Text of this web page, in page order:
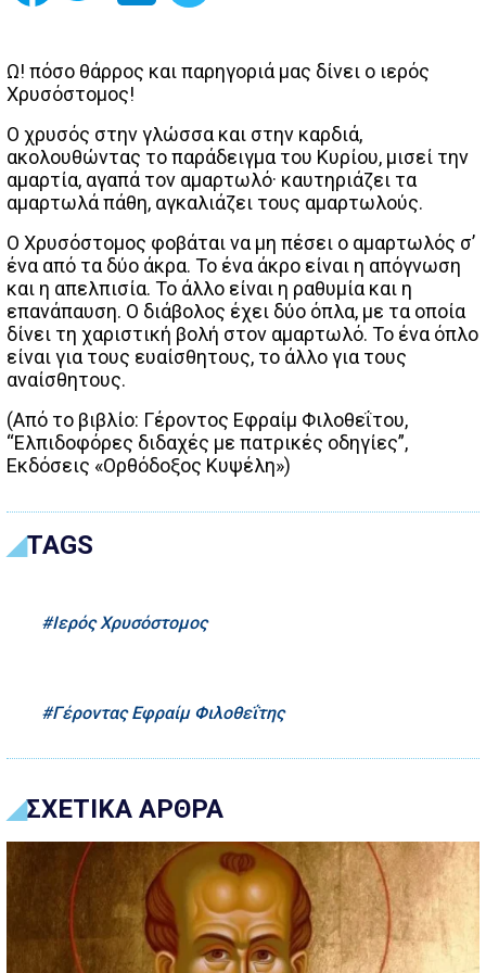
Ω! πόσο θάρρος και παρηγοριά μας δίνει ο ιερός
Χρυσόστομος!
Ο χρυσός στην γλώσσα και στην καρδιά,
ακολουθώντας το παράδειγμα του Κυρίου, μισεί την
αμαρτία, αγαπά τον αμαρτωλό· καυτηριάζει τα
αμαρτωλά πάθη, αγκαλιάζει τους αμαρτωλούς.
Ο Χρυσόστομος φοβάται να μη πέσει ο αμαρτωλός σ’
ένα από τα δύο άκρα. Το ένα άκρο είναι η απόγνωση
και η απελπισία. Το άλλο είναι η ραθυμία και η
επανάπαυση. Ο διάβολος έχει δύο όπλα, με τα οποία
δίνει τη χαριστική βολή στον αμαρτωλό. Το ένα όπλο
είναι για τους ευαίσθητους, το άλλο για τους
αναίσθητους.
(Από το βιβλίο: Γέροντος Εφραίμ Φιλοθεΐτου,
“Ελπιδοφόρες διδαχές με πατρικές οδηγίες”,
Εκδόσεις «Ορθόδοξος Κυψέλη»)
TAGS
Ιερός Χρυσόστομος
Γέροντας Εφραίμ Φιλοθεΐτης
ΣΧΕΤΙΚΑ ΑΡΘΡΑ